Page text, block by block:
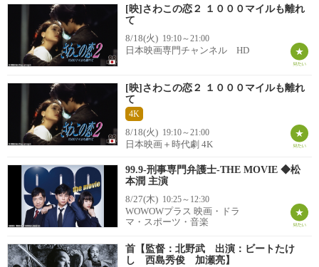
[映]さわこの恋２ １０００マイルも離れ
て
8/18(火) 19:10～21:00
日本映画専門チャンネル HD
[映]さわこの恋２ １０００マイルも離れ
て
4K
8/18(火) 19:10～21:00
日本映画＋時代劇 4K
99.9-刑事専門弁護士-THE MOVIE ◆松
本潤 主演
8/27(木) 10:25～12:30
WOWOWプラス 映画・ドラ
マ・スポーツ・音楽
首【監督：北野武 出演：ビートたけ
し 西島秀俊 加瀬亮】